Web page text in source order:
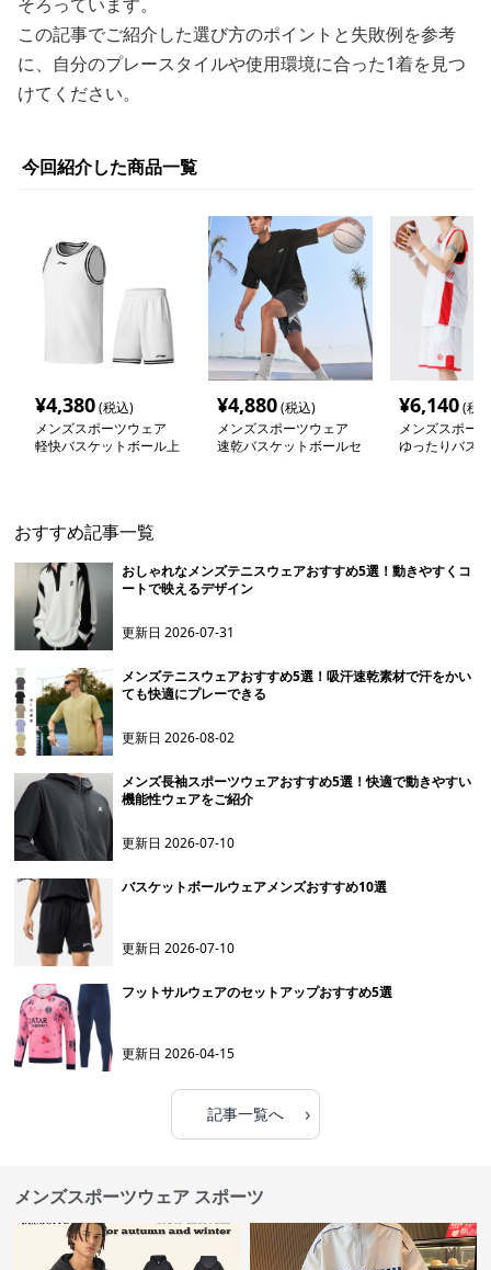
この記事でご紹介した選び方のポイントと失敗例を参考
に、自分のプレースタイルや使用環境に合った1着を見つ
けてください。
今回紹介した商品一覧
¥4,380(税込)
メンズスポーツウェア
軽快バスケットボール上
¥4,880(税込)
メンズスポーツウェア
速乾バスケットボールセ
¥6,140(税
メンズスポー
ゆったりバス
おすすめ記事一覧
おしゃれなメンズテニスウェアおすすめ5選！動きやすくコ
ートで映えるデザイン
更新日2026-07-31
メンズテニスウェアおすすめ5選！吸汗速乾素材で汗をかい
ても快適にプレーできる
更新日2026-08-02
メンズ長袖スポーツウェアおすすめ5選！快適で動きやすい
機能性ウェアをご紹介
更新日2026-07-10
バスケットボールウェアメンズおすすめ10選
更新日2026-07-10
フットサルウェアのセットアップおすすめ5選
更新日2026-04-15
記事一覧へ ›
メンズスポーツウェア スポーツ